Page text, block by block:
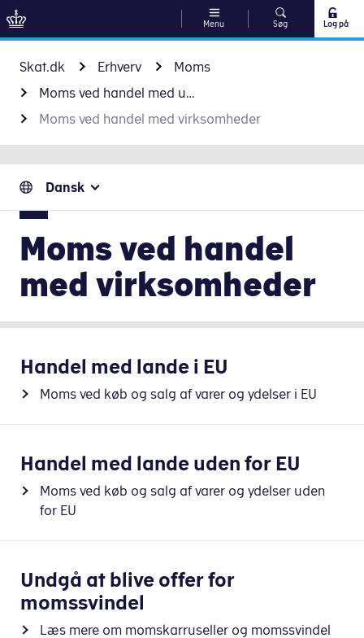
Gå til indhold
Menu Søg Log på
Skat.dk Erhverv
Moms
Moms ved handel med udlandet
Moms ved handel med virksomheder
Dansk
Moms ved handel
med virksomheder
Handel med lande i EU
Moms ved køb og salg af varer og ydelser i EU
Handel med lande uden for EU
Moms ved køb og salg af varer og ydelser uden
for EU
Undgå at blive offer for
momssvindel
Læs mere om momskarruseller og momssvindel